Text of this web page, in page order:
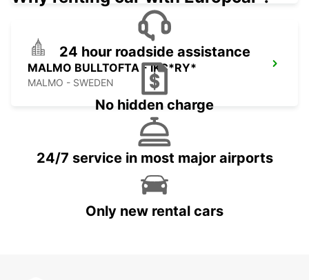
MALMO BULLTOFTA - IKC*RY*
MALMO - SWEDEN
24 hour roadside assistance
No hidden charge
24/7 service in most major airports
Only new rental cars